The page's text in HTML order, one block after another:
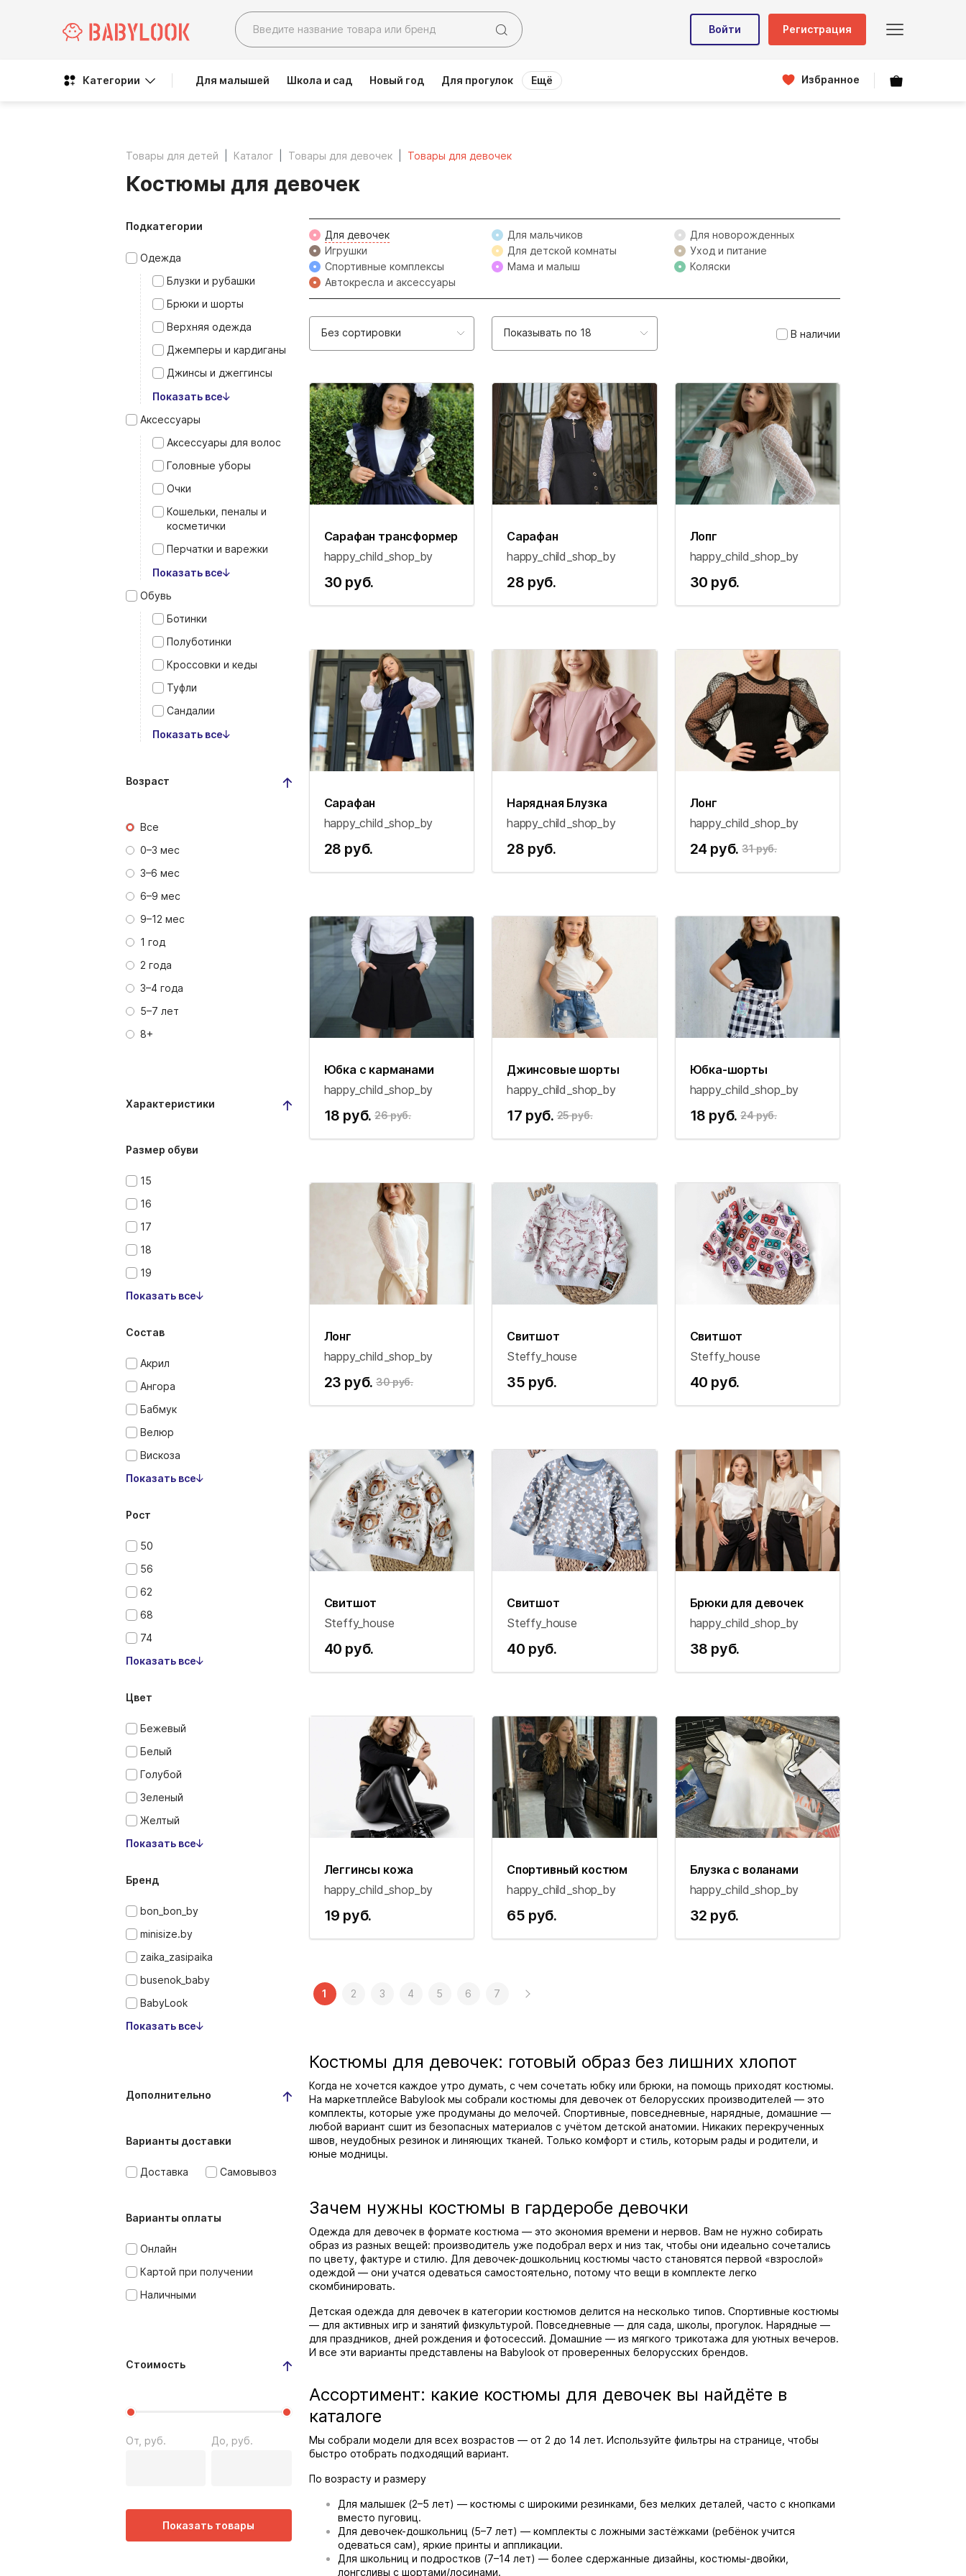
Войти Регистрация
Категории Для малышей Школа и сад Новый год Для прогулок Ещё Избранное
Товары для детей Каталог Товары для девочек Товары для девочек
Костюмы для девочек
Подкатегории
Одежда
Блузки и рубашки
Брюки и шорты
Верхняя одежда
Джемперы и кардиганы
Джинсы и джеггинсы
Показать все
Аксессуары
Аксессуары для волос
Головные уборы
Очки
Кошельки, пеналы и
косметички
Перчатки и варежки
Показать все
Обувь
Ботинки
Полуботинки
Кроссовки и кеды
Туфли
Сандалии
Показать все
Возраст
Все
0–3 мес
3–6 мес
6–9 мес
9–12 мес
1 год
2 года
3–4 года
5–7 лет
8+
Характеристики
Размер обуви
15
16
17
18
19
Показать все
Состав
Акрил
Ангора
Бабмук
Велюр
Вискоза
Показать все
Рост
50
56
62
68
74
Показать все
Цвет
Бежевый
Белый
Голубой
Зеленый
Желтый
Показать все
Бренд
bon_bon_by
minisize.by
zaika_zasipaika
busenok_baby
BabyLook
Показать все
Дополнительно
Варианты доставки
Доставка Самовывоз
Варианты оплаты
Онлайн
Картой при получении
Наличными
Стоимость
От, руб. До, руб.
Показать товары
Для девочек Для мальчиков
Для новорожденных
Игрушки
Для детской комнаты
Уход и питание
Спортивные комплексы
Мама и малыш
Коляски
Автокресла и аксессуары
Без сортировки Показывать по 18 В наличии
Сарафан трансформер
happy_child_shop_by
30 руб.
Сарафан
happy_child_shop_by
28 руб.
Лопг
happy_child_shop_by
30 руб.
Сарафан
happy_child_shop_by
28 руб.
Нарядная Блузка
happy_child_shop_by
28 руб.
Лонг
happy_child_shop_by
24 руб. 31 руб.
Юбка с карманами
happy_child_shop_by
18 руб. 26 руб.
Джинсовые шорты
happy_child_shop_by
17 руб. 25 руб.
Юбка-шорты
happy_child_shop_by
18 руб. 24 руб.
Лонг
happy_child_shop_by
23 руб. 30 руб.
Свитшот
Steffy_house
35 руб.
Свитшот
Steffy_house
40 руб.
Свитшот
Steffy_house
40 руб.
Свитшот
Steffy_house
40 руб.
Брюки для девочек
happy_child_shop_by
38 руб.
Леггинсы кожа
happy_child_shop_by
19 руб.
Спортивный костюм
happy_child_shop_by
65 руб.
Блузка с воланами
happy_child_shop_by
32 руб.
1 2 3 4 5 6 7
Костюмы для девочек: готовый образ без лишних хлопот
Когда не хочется каждое утро думать, с чем сочетать юбку или брюки, на помощь приходят костюмы.
На маркетплейсе Babylook мы собрали костюмы для девочек от белорусских производителей — это
комплекты, которые уже продуманы до мелочей. Спортивные, повседневные, нарядные, домашние —
любой вариант сшит из безопасных материалов с учётом детской анатомии. Никаких перекрученных
швов, неудобных резинок и линяющих тканей. Только комфорт и стиль, которым рады и родители, и
юные модницы.
Зачем нужны костюмы в гардеробе девочки
Одежда для девочек в формате костюма — это экономия времени и нервов. Вам не нужно собирать
образ из разных вещей: производитель уже подобрал верх и низ так, чтобы они идеально сочетались
по цвету, фактуре и стилю. Для девочек-дошкольниц костюмы часто становятся первой «взрослой»
одеждой — они учатся одеваться самостоятельно, потому что вещи в комплекте легко
скомбинировать.
Детская одежда для девочек в категории костюмов делится на несколько типов. Спортивные костюмы
— для активных игр и занятий физкультурой. Повседневные — для сада, школы, прогулок. Нарядные —
для праздников, дней рождения и фотосессий. Домашние — из мягкого трикотажа для уютных вечеров.
И все эти варианты представлены на Babylook от проверенных белорусских брендов.
Ассортимент: какие костюмы для девочек вы найдёте в
каталоге
Мы собрали модели для всех возрастов — от 2 до 14 лет. Используйте фильтры на странице, чтобы
быстро отобрать подходящий вариант.
По возрасту и размеру
Для малышек (2–5 лет) — костюмы с широкими резинками, без мелких деталей, часто с кнопками
вместо пуговиц.
Для девочек-дошкольниц (5–7 лет) — комплекты с ложными застёжками (ребёнок учится
одеваться сам), яркие принты и аппликации.
Для школьниц и подростков (7–14 лет) — более сдержанные дизайны, костюмы-двойки,
лонгсливы с шортами/лосинами.